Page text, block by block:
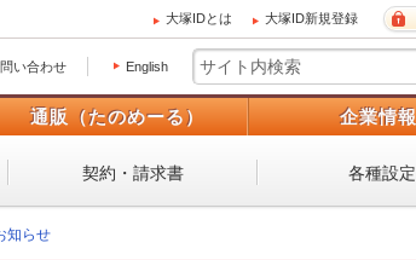
大塚IDとは 大塚ID新規登録
い合わせ English
通販（たのめーる） 企業情報
契約・請求書 各種設定
知らせ